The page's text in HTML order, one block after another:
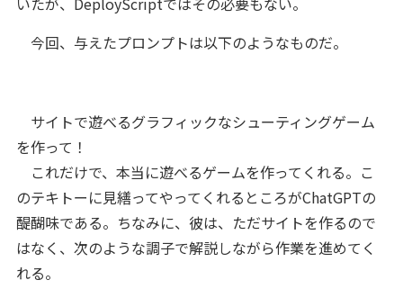
今回、与えたプロンプトは以下のようなものだ。
サイトで遊べるグラフィックなシューティングゲーム
を作って！
これだけで、本当に遊べるゲームを作ってくれる。こ
のテキトーに見繕ってやってくれるところがChatGPTの
醍醐味である。ちなみに、彼は、ただサイトを作るので
はなく、次のような調子で解説しながら作業を進めてく
れる。